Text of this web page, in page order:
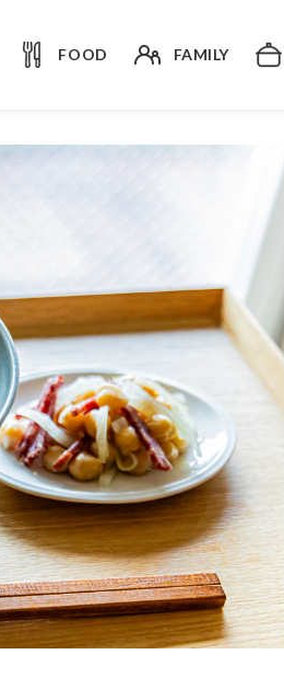
FOOD FAMILY